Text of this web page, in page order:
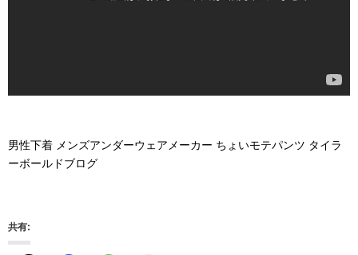
男性下着 メンズアンダーウェアメーカー ちょいモテパンツ タイラ
ーボールドブログ
共有: